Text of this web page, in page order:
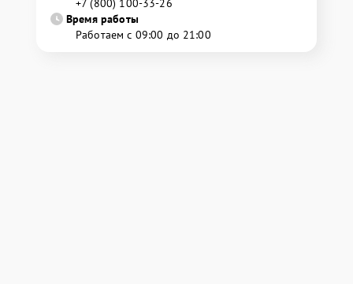
+7 (800) 100-33-26
Время работы
Работаем с 09:00 до 21:00